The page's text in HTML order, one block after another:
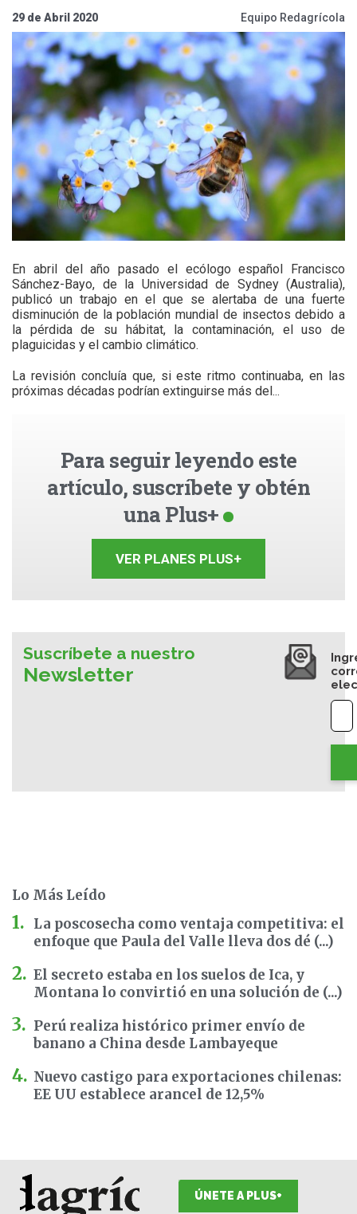
29 de Abril 2020 Equipo Redagrícola
En abril del año pasado el ecólogo español Francisco
Sánchez-Bayo, de la Universidad de Sydney (Australia),
publicó un trabajo en el que se alertaba de una fuerte
disminución de la población mundial de insectos debido a
la pérdida de su hábitat, la contaminación, el uso de
plaguicidas y el cambio climático.
La revisión concluía que, si este ritmo continuaba, en las
próximas décadas podrían extinguirse más del...
Para seguir leyendo este
artículo, suscríbete y obtén
una Plus+
VER PLANES PLUS+
Suscríbete a nuestro
Newsletter
Lo Más Leído
La poscosecha como ventaja competitiva: el
enfoque que Paula del Valle lleva dos dé (...)
El secreto estaba en los suelos de Ica, y
Montana lo convirtió en una solución de (...)
Perú realiza histórico primer envío de
banano a China desde Lambayeque
Nuevo castigo para exportaciones chilenas:
EE UU establece arancel de 12,5%
ÚNETE A PLUS+